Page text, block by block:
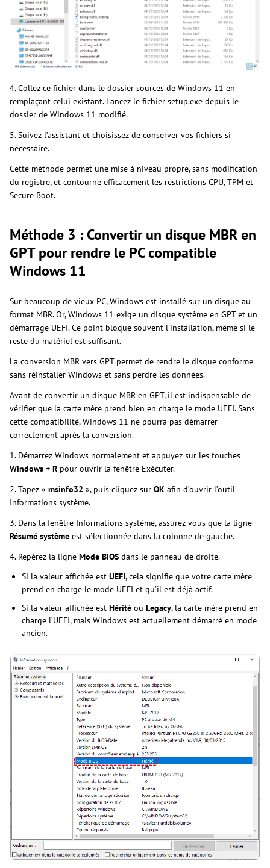
4. Collez ce fichier dans le dossier sources de Windows 11 en
remplaçant celui existant. Lancez le fichier setup.exe depuis le
dossier de Windows 11 modifié.
5. Suivez l’assistant et choisissez de conserver vos fichiers si
nécessaire.
Cette méthode permet une mise à niveau propre, sans modification
du registre, et contourne efficacement les restrictions CPU, TPM et
Secure Boot.
Méthode 3 : Convertir un disque MBR en
GPT pour rendre le PC compatible
Windows 11
Sur beaucoup de vieux PC, Windows est installé sur un disque au
format MBR. Or, Windows 11 exige un disque système en GPT et un
démarrage UEFI. Ce point bloque souvent l’installation, même si le
reste du matériel est suffisant.
La conversion MBR vers GPT permet de rendre le disque conforme
sans réinstaller Windows et sans perdre les données.
Avant de convertir un disque MBR en GPT, il est indispensable de
vérifier que la carte mère prend bien en charge le mode UEFI. Sans
cette compatibilité, Windows 11 ne pourra pas démarrer
correctement après la conversion.
1. Démarrez Windows normalement et appuyez sur les touches
Windows + R pour ouvrir la fenêtre Exécuter.
2. Tapez « msinfo32 », puis cliquez sur OK afin d’ouvrir l’outil
Informations système.
3. Dans la fenêtre Informations système, assurez-vous que la ligne
Résumé système est sélectionnée dans la colonne de gauche.
4. Repérez la ligne Mode BIOS dans le panneau de droite.
Si la valeur affichée est UEFI, cela signifie que votre carte mère
prend en charge le mode UEFI et qu’il est déjà actif.
Si la valeur affichée est Hérité ou Legacy, la carte mère prend en
charge l’UEFI, mais Windows est actuellement démarré en mode
ancien.